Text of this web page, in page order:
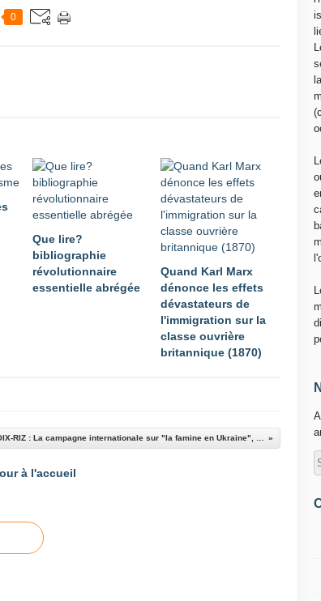
0
Que lire?
bibliographie
révolutionnaire
essentielle abrégée
Quand Karl Marx
dénonce les effets
dévastateurs de
l'immigration sur la
classe ouvrière
britannique (1870)
à l'accueil